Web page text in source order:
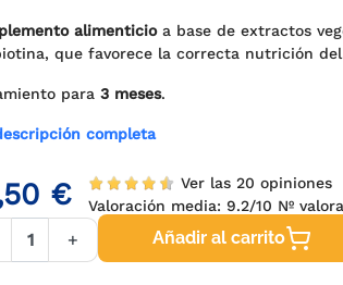
alimenticioa base de extractos
que favorece la correcta nutrición
para 3 meses.
completa
€
Ver las 20 opiniones
Valoración media: 9.2/10 Nº
+ Añadir al carrito